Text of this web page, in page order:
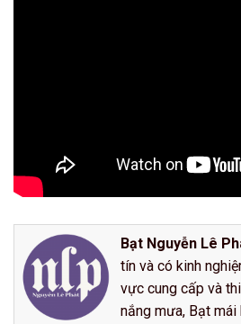
Bạt Nguyễn Lê
tín và có kinh
vực cung cấp và
nắng mưa, Bạt